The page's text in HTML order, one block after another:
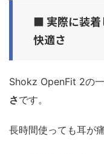
■ 実際に装着
快適さ
Shokz OpenFit 2の
さです。
長時間使っても耳が